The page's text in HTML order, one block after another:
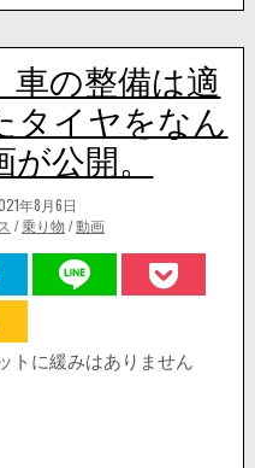
車の整備は適
タイヤをなん
公開。
年8月6日
/乗り物 /動画
トに緩みはありません